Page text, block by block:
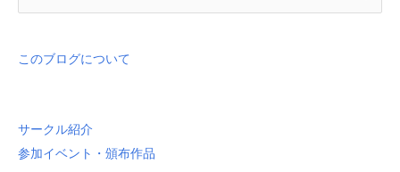
象
このブログについて
サークル紹介
参加イベント・頒布作品